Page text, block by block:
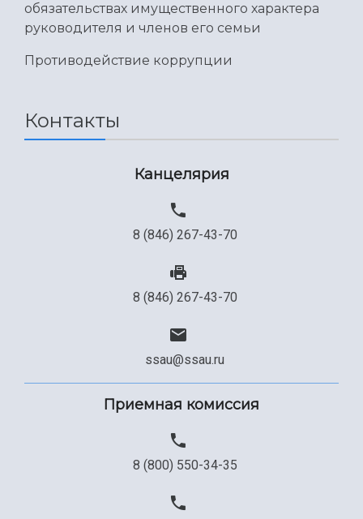
обязательствах имущественного характера
руководителя и членов его семьи
Противодействие коррупции
Контакты
Канцелярия
8 (846) 267-43-70
8 (846) 267-43-70
ssau@ssau.ru
Приемная комиссия
8 (800) 550-34-35